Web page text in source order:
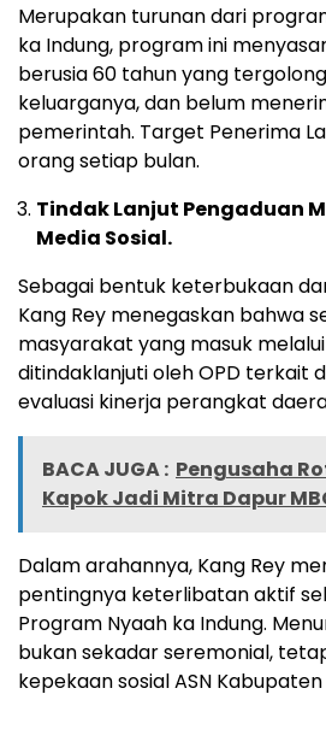
Merupakan turunan dari
ka Indung, program ini
berusia 60 tahun yang
keluarganya, dan belum
pemerintah. Target Penerima
orang setiap bulan.
Tindak Lanjut Pengaduan
Media Sosial.
Sebagai bentuk keterbukaan
Kang Rey menegaskan bahwa
masyarakat yang masuk
ditindaklanjuti oleh OPD terkait
evaluasi kinerja perangkat
BACA JUGA : Pengusaha
Kapok Jadi Mitra Dapur
Dalam arahannya, Kang Rey
pentingnya keterlibatan aktif
Program Nyaah ka Indung.
bukan sekadar seremonial,
kepekaan sosial ASN Kabupaten